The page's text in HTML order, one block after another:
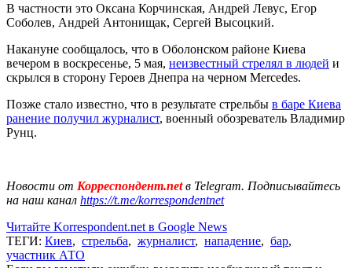
В частности это Оксана Корчинская, Андрей Левус, Егор
Соболев, Андрей Антонищак, Сергей Высоцкий.
Накануне сообщалось, что в Оболонском районе Киева
вечером в воскресенье, 5 мая, неизвестный стрелял в людей и
скрылся в сторону Героев Днепра на черном Mercedes.
Позже стало известно, что в результате стрельбы в баре Киева
ранение получил журналист, военный обозреватель Владимир
Рунц.
Новости от Корреспондент.netв Telegram. Подписывайтесь
на наш канал https://t.me/korrespondentnet
Читайте Korrespondent.net в Google News
ТЕГИ: Киев, стрельба, журналист, нападение, бар,
участник АТО